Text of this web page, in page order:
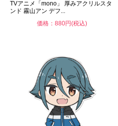
TVアニメ「mono」 厚みアクリルスタ
ンド 霧山アン デフ...
価格：880円(税込)